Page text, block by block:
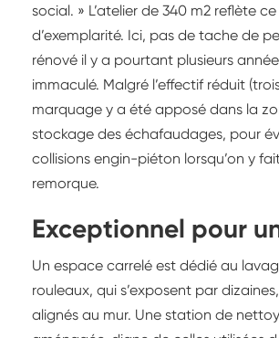
social. » L’atelier de 340 m2 reflète
d’exemplarité. Ici, pas de tache de
rénové il y a pourtant plusieurs
immaculé. Malgré l’effectif réduit
marquage y a été apposé dans la
stockage des échafaudages, pour
collisions engin-piéton lorsqu’on y
remorque.
Exceptionnel pour
Un espace carrelé est dédié au
rouleaux, qui s’exposent par
alignés au mur. Une station de